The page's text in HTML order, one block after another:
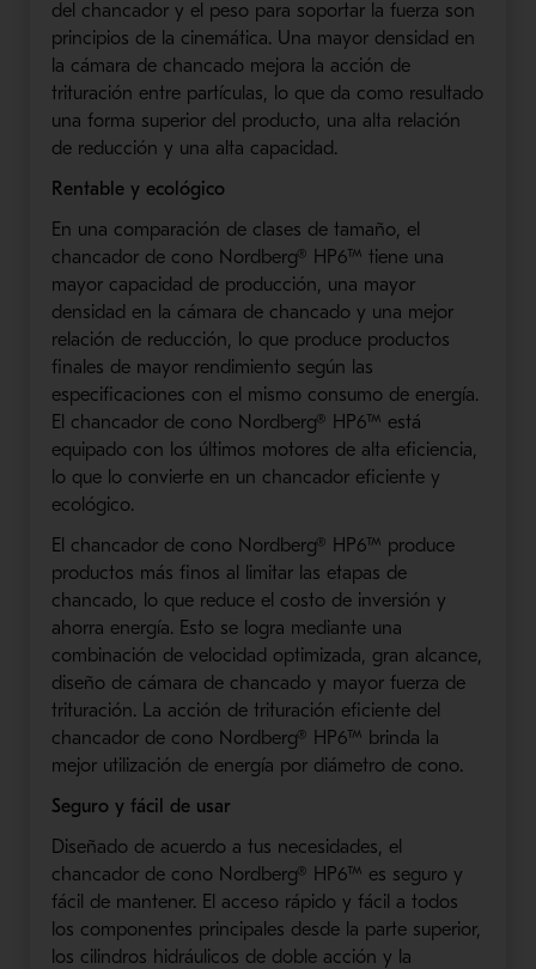
del chancador y el peso para soportar la fuerza son
principios de la cinemática. Una mayor densidad en
la cámara de chancado mejora la acción de
trituración entre partículas, lo que da como resultado
una forma superior del producto, una alta relación
de reducción y una alta capacidad.
Rentable y ecológico
En una comparación de clases de tamaño, el
chancador de cono Nordberg® HP6™ tiene una
mayor capacidad de producción, una mayor
densidad en la cámara de chancado y una mejor
relación de reducción, lo que produce productos
finales de mayor rendimiento según las
especificaciones con el mismo consumo de energía.
El chancador de cono Nordberg® HP6™ está
equipado con los últimos motores de alta eficiencia,
lo que lo convierte en un chancador eficiente y
ecológico.
El chancador de cono Nordberg® HP6™ produce
productos más finos al limitar las etapas de
chancado, lo que reduce el costo de inversión y
ahorra energía. Esto se logra mediante una
combinación de velocidad optimizada, gran alcance,
diseño de cámara de chancado y mayor fuerza de
trituración. La acción de trituración eficiente del
chancador de cono Nordberg® HP6™ brinda la
mejor utilización de energía por diámetro de cono.
Seguro y fácil de usar
Diseñado de acuerdo a tus necesidades, el
chancador de cono Nordberg® HP6™ es seguro y
fácil de mantener. El acceso rápido y fácil a todos
los componentes principales desde la parte superior,
los cilindros hidráulicos de doble acción y la